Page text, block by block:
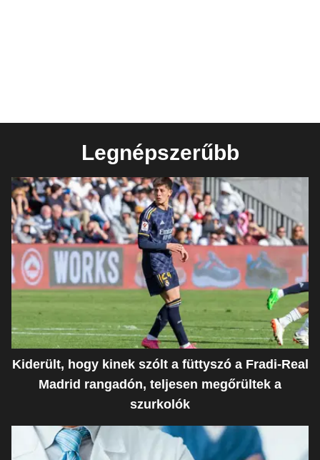
Legnépszerűbb
Kiderült, hogy kinek szólt a füttyszó a Fradi-Real
Madrid rangadón, teljesen megőrültek a
szurkolók